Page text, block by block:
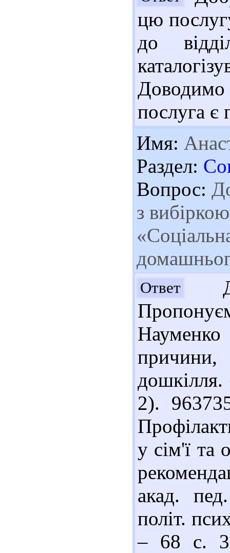
цю
до
послуга є
Имя:
Раздел:
Вопрос:
з
Ответ
причини,
2).
у сім'ї та
акад.
політ.
– 68 с.